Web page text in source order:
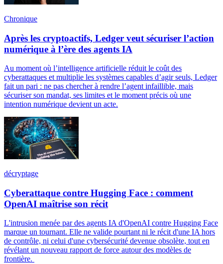
Chronique
Après les cryptoactifs, Ledger veut sécuriser l’action
numérique à l’ère des agents IA
Au moment où l’intelligence artificielle réduit le coût des
cyberattaques et multiplie les systèmes capables d’agir seuls, Ledger
fait un pari : ne pas chercher à rendre l’agent infaillible, mais
sécuriser son mandat, ses limites et le moment précis où une
intention numérique devient un acte.
décryptage
Cyberattaque contre Hugging Face : comment
OpenAI maîtrise son récit
L'intrusion menée par des agents IA d'OpenAI contre Hugging Face
marque un tournant. Elle ne valide pourtant ni le récit d'une IA hors
de contrôle, ni celui d'une cybersécurité devenue obsolète, tout en
révélant un nouveau rapport de force autour des modèles de
frontière.